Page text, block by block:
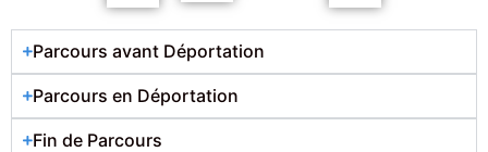
Parcours avant Déportation
Parcours en Déportation
Fin de Parcours